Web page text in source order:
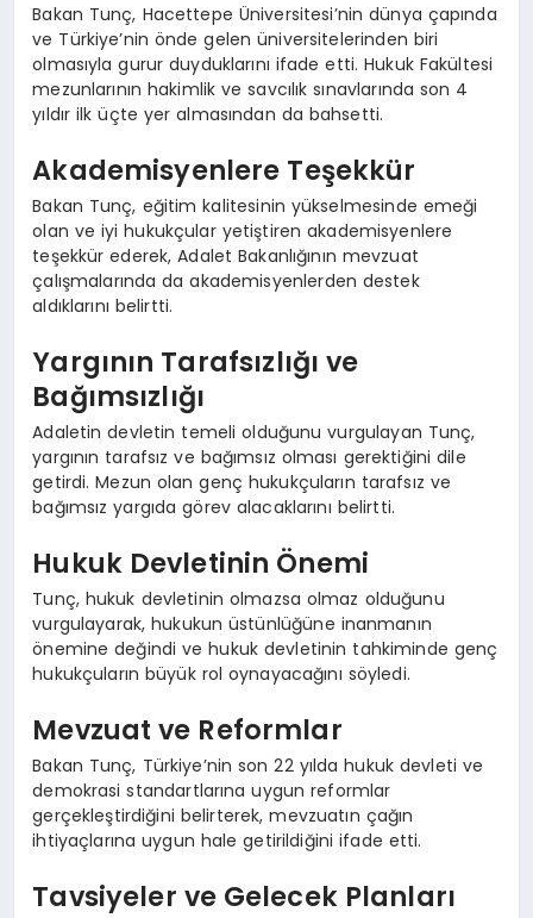
Bakan Tunç, Hacettepe Üniversitesi’nin dünya çapında
ve Türkiye’nin önde gelen üniversitelerinden biri
olmasıyla gurur duyduklarını ifade etti. Hukuk Fakültesi
mezunlarının hakimlik ve savcılık sınavlarında son 4
yıldır ilk üçte yer almasından da bahsetti.
Akademisyenlere Teşekkür
Bakan Tunç, eğitim kalitesinin yükselmesinde emeği
olan ve iyi hukukçular yetiştiren akademisyenlere
teşekkür ederek, Adalet Bakanlığının mevzuat
çalışmalarında da akademisyenlerden destek
aldıklarını belirtti.
Yargının Tarafsızlığı ve
Bağımsızlığı
Adaletin devletin temeli olduğunu vurgulayan Tunç,
yargının tarafsız ve bağımsız olması gerektiğini dile
getirdi. Mezun olan genç hukukçuların tarafsız ve
bağımsız yargıda görev alacaklarını belirtti.
Hukuk Devletinin Önemi
Tunç, hukuk devletinin olmazsa olmaz olduğunu
vurgulayarak, hukukun üstünlüğüne inanmanın
önemine değindi ve hukuk devletinin tahkiminde genç
hukukçuların büyük rol oynayacağını söyledi.
Mevzuat ve Reformlar
Bakan Tunç, Türkiye’nin son 22 yılda hukuk devleti ve
demokrasi standartlarına uygun reformlar
gerçekleştirdiğini belirterek, mevzuatın çağın
ihtiyaçlarına uygun hale getirildiğini ifade etti.
Tavsiyeler ve Gelecek Planları